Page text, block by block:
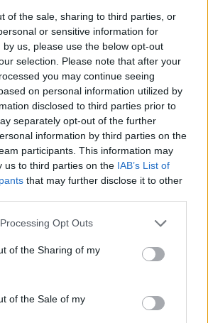
of the sale, sharing to third parties, or
or sensitive information for
us, please use the below opt-out
selection. Please note that after your
you may continue seeing
on personal information utilized by
disclosed to third parties prior to
separately opt-out of the further
information by third parties on the
participants. This information may
us to third parties on the IAB’s List of
that may further disclose it to other
Opt Outs
of the Sharing of my
of the Sale of my
μέλλον του πρωτογενούς τομέα
απαισιόδοξος για την
στην ύπαιθρο.
νέοι δεν επιλέγουν πλέον την
της σκληρής καθημερινότητας
υποδομών και προοπτικής στα
κατάσταση, ο Αχιλλέας
και ότι οι παραγωγοί θα
τουλάχιστον για το
Ωστόσο ξεκαθάρισε ότι δεν
θα καλύψει ουσιαστικά τις